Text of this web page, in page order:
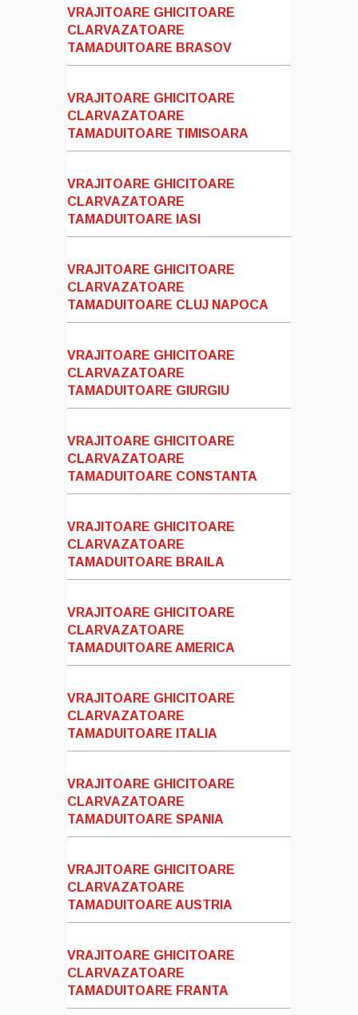
VRAJITOARE GHICITOARE
CLARVAZATOARE
TAMADUITOARE BRASOV
VRAJITOARE GHICITOARE
CLARVAZATOARE
TAMADUITOARE TIMISOARA
VRAJITOARE GHICITOARE
CLARVAZATOARE
TAMADUITOARE IASI
VRAJITOARE GHICITOARE
CLARVAZATOARE
TAMADUITOARE CLUJ NAPOCA
VRAJITOARE GHICITOARE
CLARVAZATOARE
TAMADUITOARE GIURGIU
VRAJITOARE GHICITOARE
CLARVAZATOARE
TAMADUITOARE CONSTANTA
VRAJITOARE GHICITOARE
CLARVAZATOARE
TAMADUITOARE BRAILA
VRAJITOARE GHICITOARE
CLARVAZATOARE
TAMADUITOARE AMERICA
VRAJITOARE GHICITOARE
CLARVAZATOARE
TAMADUITOARE ITALIA
VRAJITOARE GHICITOARE
CLARVAZATOARE
TAMADUITOARE SPANIA
VRAJITOARE GHICITOARE
CLARVAZATOARE
TAMADUITOARE AUSTRIA
VRAJITOARE GHICITOARE
CLARVAZATOARE
TAMADUITOARE FRANTA